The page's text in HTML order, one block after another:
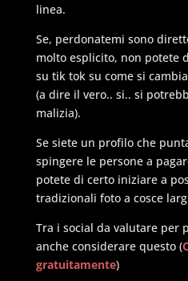
linea.
Se, perdonatemi sono
molto esplicito, non potete
su tik tok su come si
(a dire il vero.. si.. si
malizia).
Se siete un profilo che
spingere le persone a
potete di certo iniziare a
tradizionali foto a cosce
Tra i social da valutare per
anche considerare questo (
gratuitamente)